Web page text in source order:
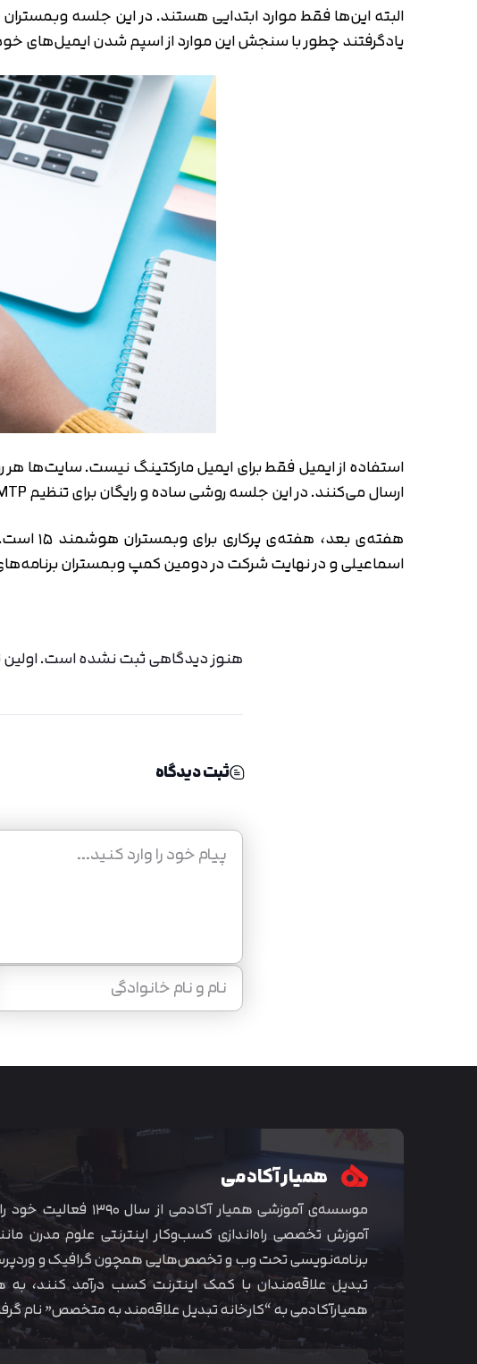
یادگرفتند چطور با سنجش این موارد از اسپم شدن ایمیل‌های
استفاده از ایمیل فقط برای ایمیل مارکتینگ نیست. سایت‌ها هر
ارسال می‌کنند. در این جلسه روشی ساده و رایگان برای تنظیم SMTP روی سرور و ارسال اینگونه ایمیل‌ها گفته شد و به صورت عملی در روی سرور تست شد.
هفته‌ی
اسماعیلی و در نهایت شرکت در دومین کمپ وبمستران
هنوز دیدگاهی ثبت نشده است. اولین
ثبت دیدگاه
همیار آکادمی
موسسه‌ی آموزشی همیار آکادمی از
آموزش تخصصی راه‌اندازی کسب‌و‌کار اینترنتی علوم مدرن
برنامه‌نویسی تحت وب و تخصص‌هایی همچون گرافیک و
تبدیل علاقه‌مندان با کمک اینترنت کسب درآمد کنند،
همیارآکادمی به “کارخانه تبدیل علاقه‌مند به متخصص” نام